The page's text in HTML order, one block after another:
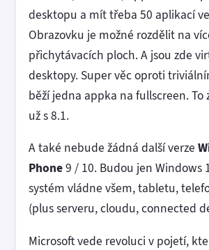
desktopu a mít třeba 50 aplikací
Obrazovku je možné rozdělit na
přichytávacích ploch. A jsou zde
desktopy. Super věc oproti
běží jedna appka na fullscreen. To
už s 8.1.
A také nebude žádná další verze
Phone9 / 10. Budou jen Windows
systém vládne všem, tabletu,
(plus serveru, cloudu, connected
Microsoft vede revoluci v pojetí,